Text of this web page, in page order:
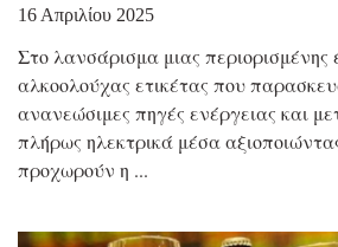
16 Απριλίου 2025
Στο λανσάρισμα μιας περιορισμένης
αλκοολούχας ετικέτας που
ανανεώσιμες πηγές ενέργειας και
πλήρως ηλεκτρικά μέσα
προχωρούν η